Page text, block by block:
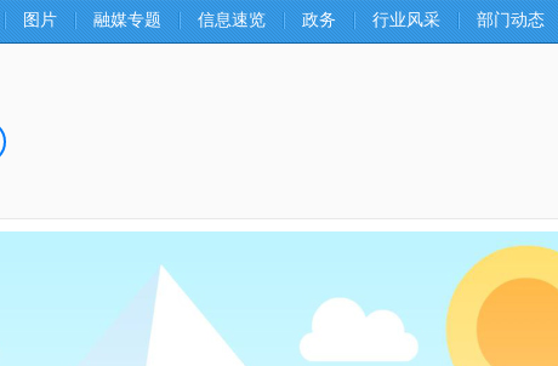
图片 融媒专题 信息速览 政务 行业风采 部门动态